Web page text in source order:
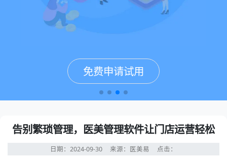
免费申请试用
免费申请试用
免费申请试用
免费申请试用
告别繁琐管理，医美管理软件让门店运营轻松
日期：2024-09-30 来源：医美易 点击：